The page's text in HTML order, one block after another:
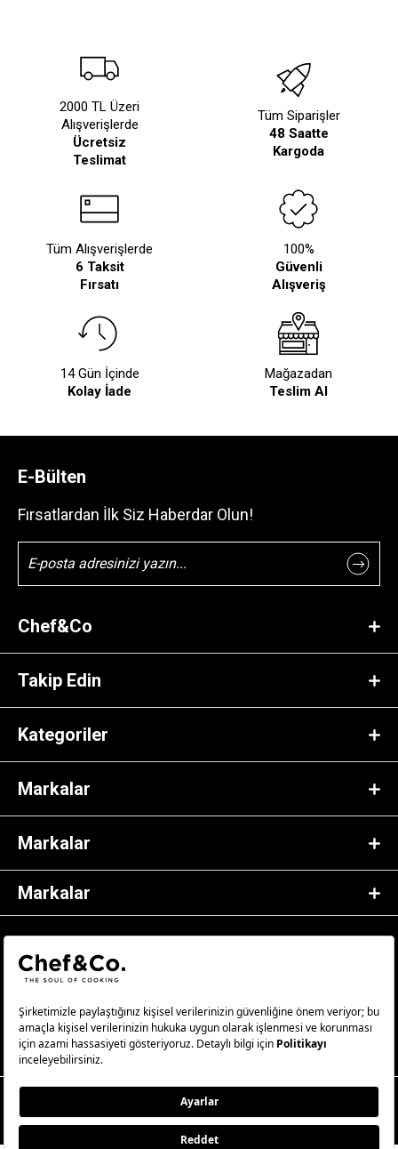
2000 TL Üzeri
Alışverişlerde
Ücretsiz
Teslimat
Tüm Siparişler
48 Saatte
Kargoda
Tüm Alışverişlerde
6 Taksit
Fırsatı
100%
Güvenli
Alışveriş
14 Gün İçinde
Kolay İade
Mağazadan
Teslim Al
E-Bülten
Fırsatlardan İlk Siz Haberdar Olun!
Chef&Co
Takip Edin
Kategoriler
Markalar
Markalar
Markalar
© 2023 Chef&Co